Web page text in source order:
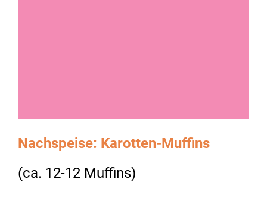
Nachspeise: Karotten-Muffins
(ca. 12-12 Muffins)